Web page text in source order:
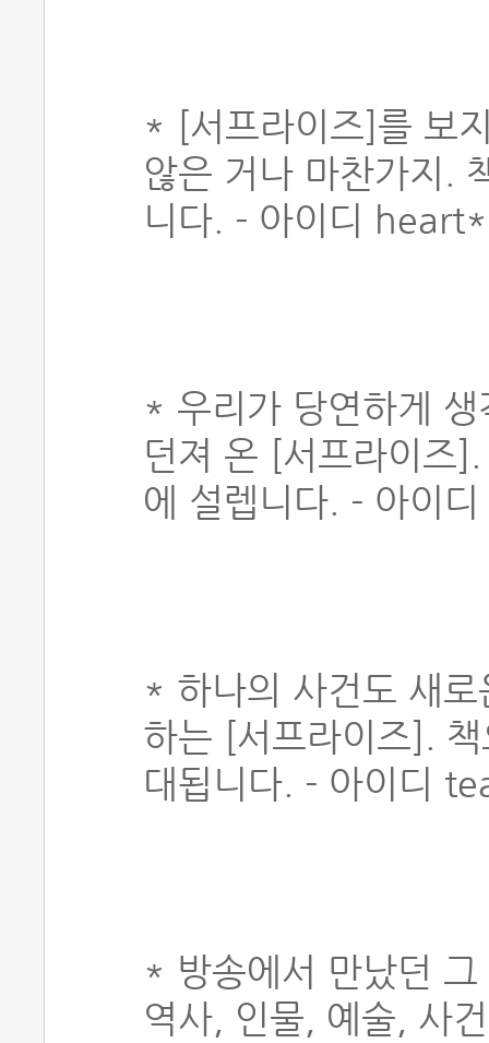
* [서프라이즈]를 보
않은 거나 마찬가지.
니다. - 아이디
* 우리가 당연하게
던져 온 [서프라이즈
에 설렙니다. - 아이
* 하나의 사건도 새
하는 [서프라이즈].
대됩니다. - 아이
* 방송에서 만났던
역사, 인물, 예술, 사